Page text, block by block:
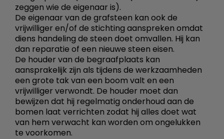
zeggen wie de eigenaar is).
De eigenaar van de grafsteen kan ook de
vrijwilliger en/of de stichting aanspreken omdat
diens handeling de steen doet omvallen. Hij kan
dan reparatie of een nieuwe steen eisen.
De houder van de begraafplaats kan
aansprakelijk zijn als tijdens de werkzaamheden
een grote tak van een boom valt en een
vrijwilliger verwondt. De houder moet dan
bewijzen dat hij regelmatig onderhoud aan de
bomen laat verrichten zodat hij alles doet wat
van hem verwacht kan worden om ongelukken
te voorkomen.